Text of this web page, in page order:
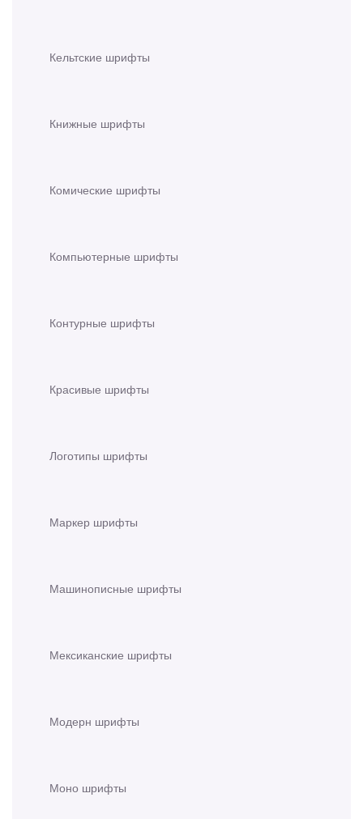
Кельтские шрифты
Книжные шрифты
Комические шрифты
Компьютерные шрифты
Контурные шрифты
Красивые шрифты
Логотипы шрифты
Маркер шрифты
Машинописные шрифты
Мексиканские шрифты
Модерн шрифты
Моно шрифты